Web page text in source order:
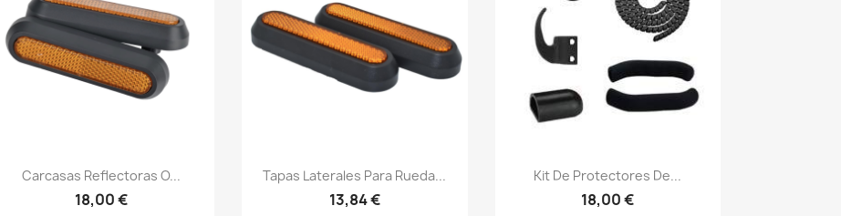
Vista rápida
Carcasas Reflectoras O...
18,00 €
Vista rápida
Tapas Laterales Para Rueda...
13,84 €
Vista rápida
Kit De Protectores De...
18,00 €